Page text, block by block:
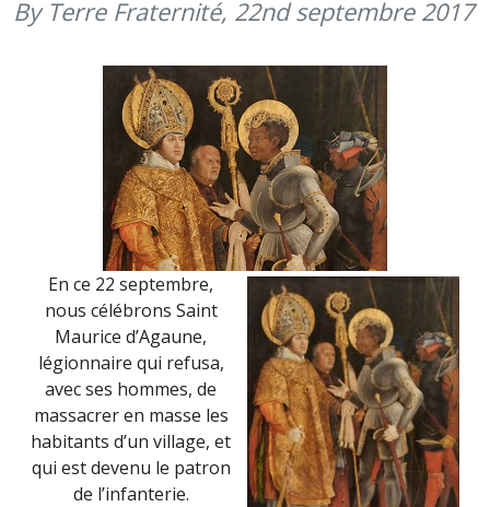
By Terre Fraternité, 22nd septembre 2017
En ce 22 septembre,
nous célébrons Saint
Maurice d’Agaune,
légionnaire qui refusa,
avec ses hommes, de
massacrer en masse les
habitants d’un village, et
qui est devenu le patron
de l’infanterie.